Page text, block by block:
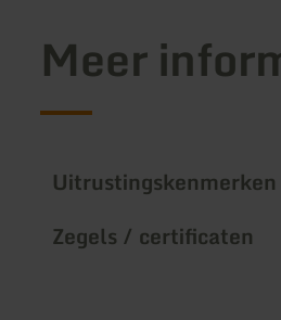
Meer
Uitrustingskenmerken
Zegels / certificaten